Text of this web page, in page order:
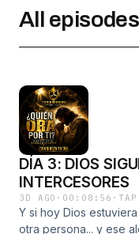
All episodes
DÍA 3: DIOS
INTERCESORES
3D AGO · 00:08:56 ·
Y si hoy Dios
otra persona... y ese